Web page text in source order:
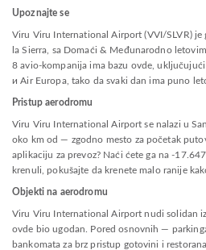
Upoznajte se
Viru Viru International Airport (VVI/SLVR) je
la Sierra, sa Domaći & Međunarodno
8 avio-kompanija ima bazu ovde,
и Air Europa, tako da svaki dan ima puno
Pristup aerodromu
Viru Viru International Airport se nalazi u
oko km od — zgodno mesto za početak
aplikaciju za prevoz? Naći ćete ga na -
krenuli, pokušajte da krenete malo ranije
Objekti na aerodromu
Viru Viru International Airport nudi solidan
ovde bio ugodan. Pored osnovnih —
bankomata za brz pristup gotovini i